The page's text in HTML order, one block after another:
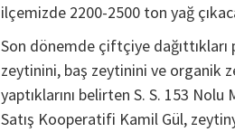
ilçemizde 2200-2500 ton yağ
Son dönemde çiftçiye
zeytinini, baş zeytinini ve organik
yaptıklarını belirten S. S. 153
Satış Kooperatifi Kamil Gül,